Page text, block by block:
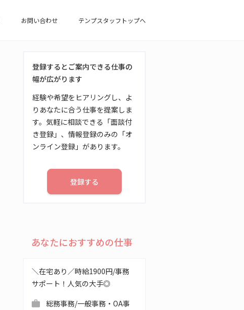
お問い合わせ テンプスタッフトップへ
登録するとご案内できる仕事の
幅が広がります
経験や希望をヒアリングし、よ
りあなたに合う仕事を提案しま
す。気軽に相談できる「面談付
き登録」、情報登録のみの「オ
ンライン登録」があります。
登録する
あなたにおすすめの仕事
＼在宅あり／時給1900円/事務
サポート！人気の大手◎
総務事務/一般事務・OA事